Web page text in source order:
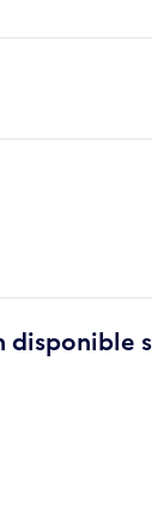
disponible